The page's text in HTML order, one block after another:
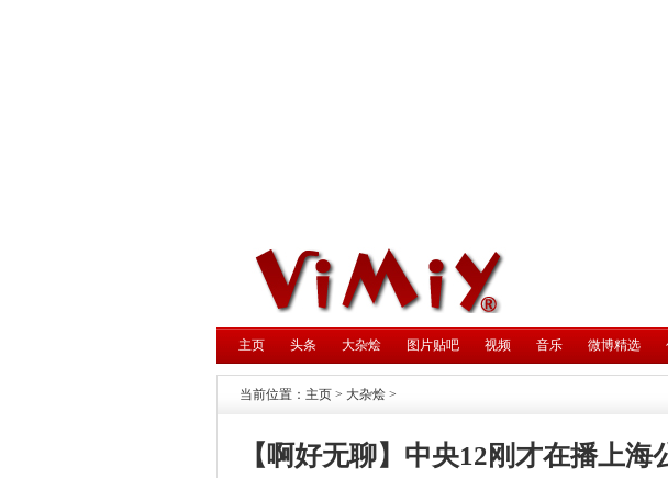
主页 头条 大杂烩 图片贴吧 视频 音乐 微博精选
当前位置： 主页 > 大杂烩 >
【啊好无聊】中央12刚才在播上海